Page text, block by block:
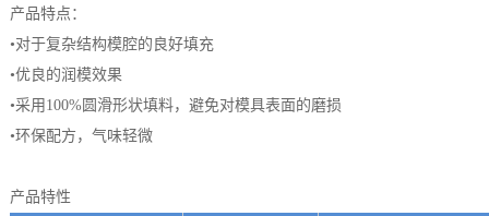
产品特点：
•对于复杂结构模腔的良好填充
•优良的润模效果
•采用100%圆滑形状填料，避免对模具表面的磨损
•环保配方，气味轻微
产品特性